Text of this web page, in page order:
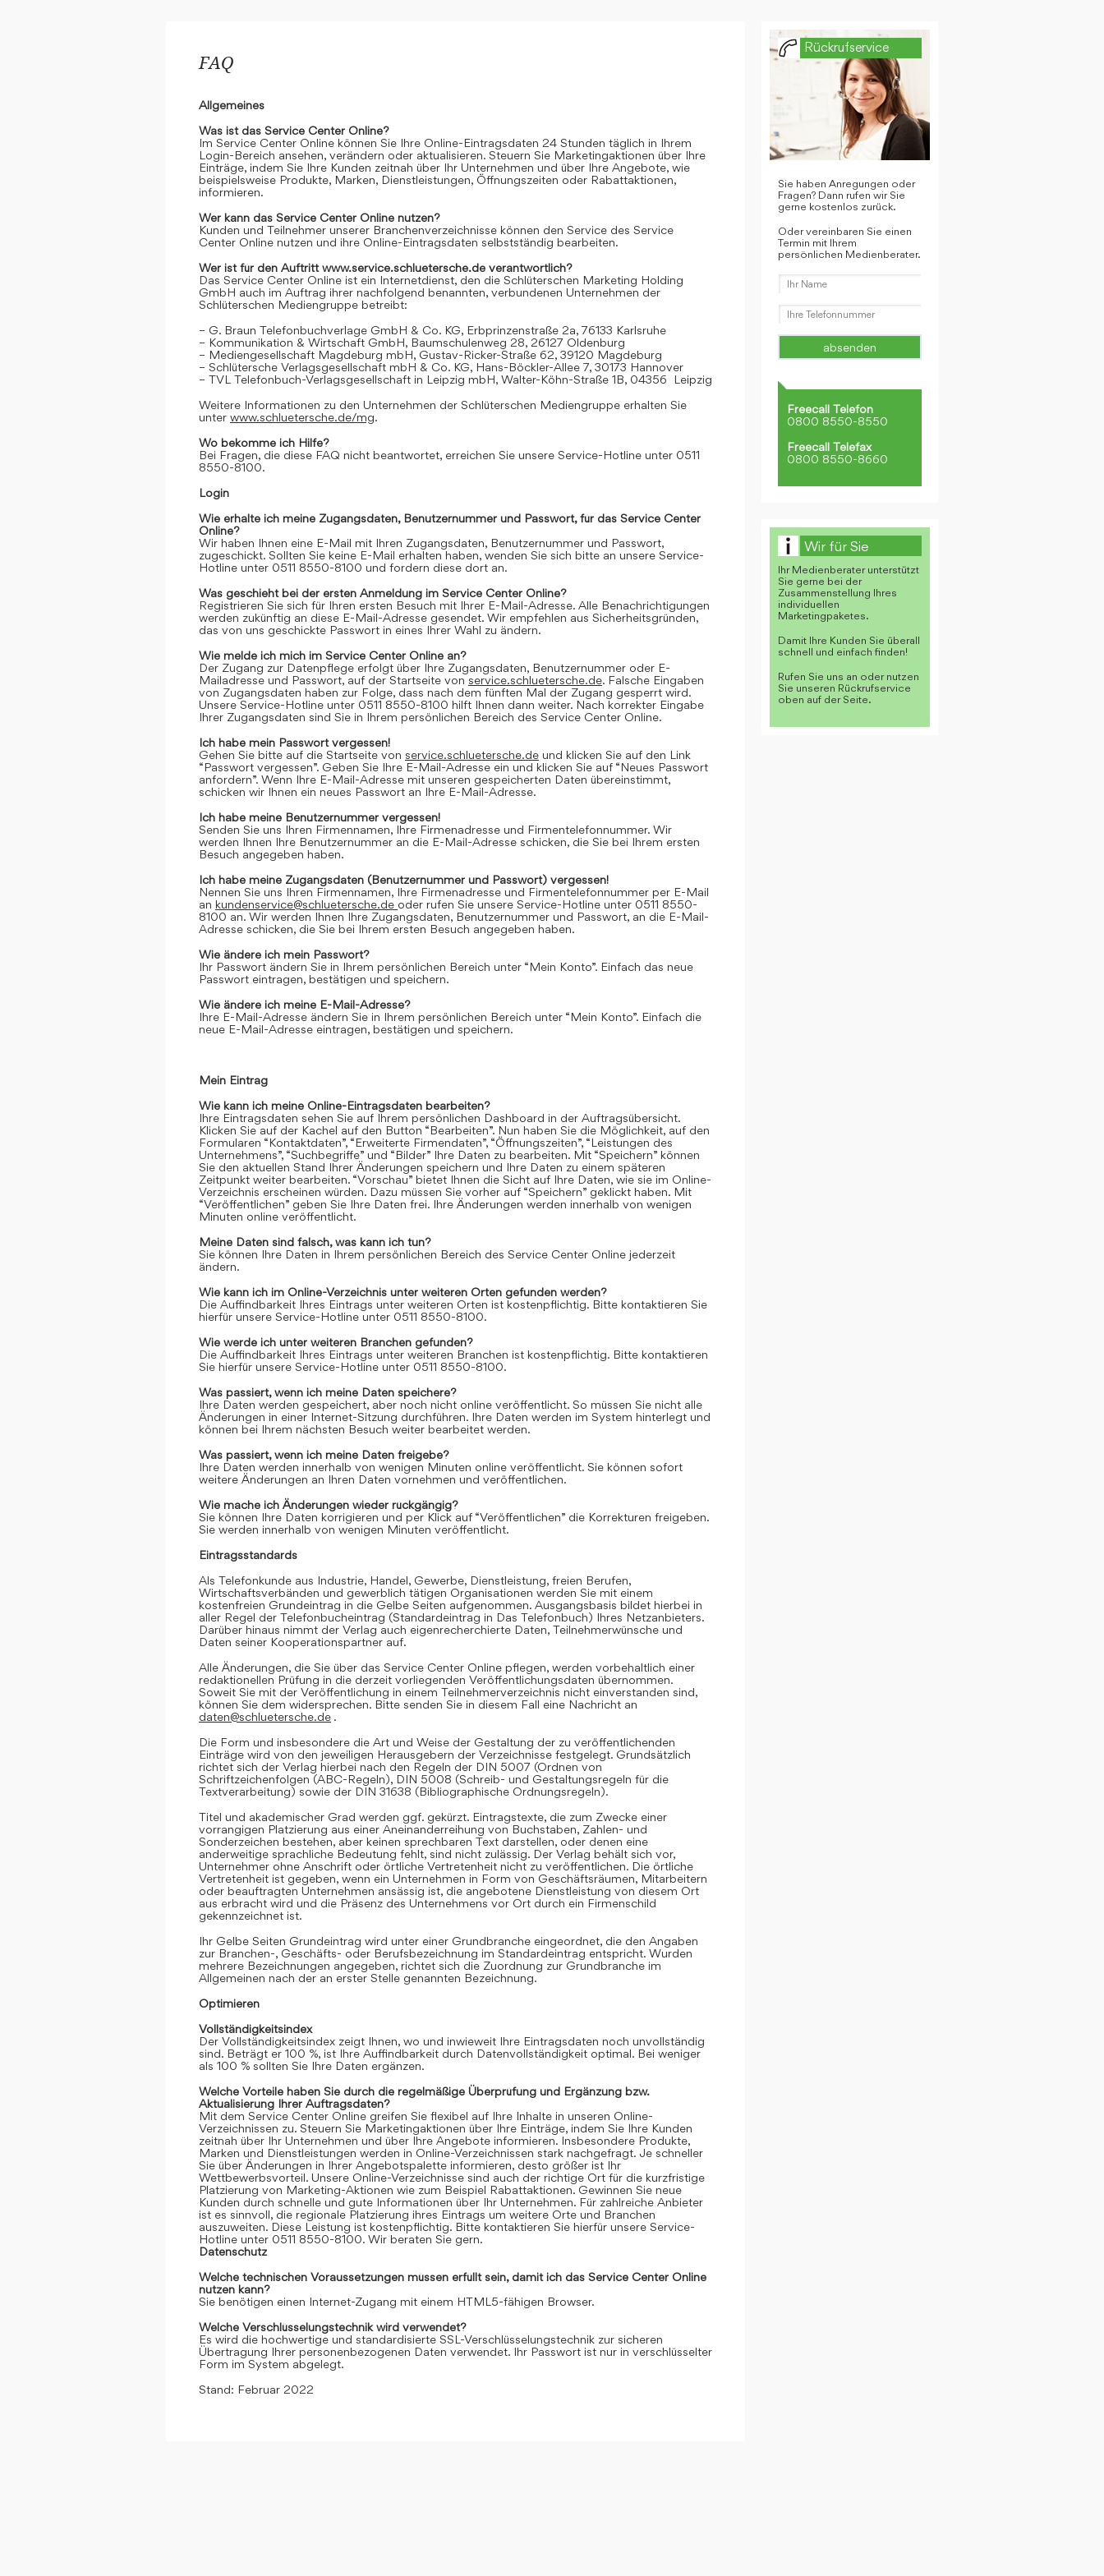
FAQ
Allgemeines
Was ist das Service Center Online?
Im Service Center Online können Sie Ihre Online-Eintragsdaten 24 Stunden täglich in Ihrem
Login-Bereich ansehen, verändern oder aktualisieren. Steuern Sie Marketingaktionen über Ihre
Einträge, indem Sie Ihre Kunden zeitnah über Ihr Unternehmen und über Ihre Angebote, wie
beispielsweise Produkte, Marken, Dienstleistungen, Öffnungszeiten oder Rabattaktionen,
informieren.
Wer kann das Service Center Online nutzen?
Kunden und Teilnehmer unserer Branchenverzeichnisse können den Service des Service
Center Online nutzen und ihre Online-Eintragsdaten selbstständig bearbeiten.
Wer ist für den Auftritt www.service.schluetersche.de verantwortlich?
Das Service Center Online ist ein Internetdienst, den die Schlüterschen Marketing Holding
GmbH auch im Auftrag ihrer nachfolgend benannten, verbundenen Unternehmen der
Schlüterschen Mediengruppe betreibt:
– G. Braun Telefonbuchverlage GmbH & Co. KG, Erbprinzenstraße 2a, 76133 Karlsruhe
– Kommunikation & Wirtschaft GmbH, Baumschulenweg 28, 26127 Oldenburg
– Mediengesellschaft Magdeburg mbH, Gustav-Ricker-Straße 62, 39120 Magdeburg
– Schlütersche Verlagsgesellschaft mbH & Co. KG, Hans-Böckler-Allee 7, 30173 Hannover
– TVL Telefonbuch-Verlagsgesellschaft in Leipzig mbH, Walter-Köhn-Straße 1B, 04356 Leipzig
Weitere Informationen zu den Unternehmen der Schlüterschen Mediengruppe erhalten Sie
unter www.schluetersche.de/mg.
Wo bekomme ich Hilfe?
Bei Fragen, die diese FAQ nicht beantwortet, erreichen Sie unsere Service-Hotline unter 0511
8550-8100.
Login
Wie erhalte ich meine Zugangsdaten, Benutzernummer und Passwort, für das Service Center
Online?
Wir haben Ihnen eine E-Mail mit Ihren Zugangsdaten, Benutzernummer und Passwort,
zugeschickt. Sollten Sie keine E-Mail erhalten haben, wenden Sie sich bitte an unsere Service-
Hotline unter 0511 8550-8100 und fordern diese dort an.
Was geschieht bei der ersten Anmeldung im Service Center Online?
Registrieren Sie sich für Ihren ersten Besuch mit Ihrer E-Mail-Adresse. Alle Benachrichtigungen
werden zukünftig an diese E-Mail-Adresse gesendet. Wir empfehlen aus Sicherheitsgründen,
das von uns geschickte Passwort in eines Ihrer Wahl zu ändern.
Wie melde ich mich im Service Center Online an?
Der Zugang zur Datenpflege erfolgt über Ihre Zugangsdaten, Benutzernummer oder E-
Mailadresse und Passwort, auf der Startseite von service.schluetersche.de. Falsche Eingaben
von Zugangsdaten haben zur Folge, dass nach dem fünften Mal der Zugang gesperrt wird.
Unsere Service-Hotline unter 0511 8550-8100 hilft Ihnen dann weiter. Nach korrekter Eingabe
Ihrer Zugangsdaten sind Sie in Ihrem persönlichen Bereich des Service Center Online.
Ich habe mein Passwort vergessen!
Gehen Sie bitte auf die Startseite von service.schluetersche.de und klicken Sie auf den Link
“Passwort vergessen”. Geben Sie Ihre E-Mail-Adresse ein und klicken Sie auf “Neues Passwort
anfordern”. Wenn Ihre E-Mail-Adresse mit unseren gespeicherten Daten übereinstimmt,
schicken wir Ihnen ein neues Passwort an Ihre E-Mail-Adresse.
Ich habe meine Benutzernummer vergessen!
Senden Sie uns Ihren Firmennamen, Ihre Firmenadresse und Firmentelefonnummer. Wir
werden Ihnen Ihre Benutzernummer an die E-Mail-Adresse schicken, die Sie bei Ihrem ersten
Besuch angegeben haben.
Ich habe meine Zugangsdaten (Benutzernummer und Passwort) vergessen!
Nennen Sie uns Ihren Firmennamen, Ihre Firmenadresse und Firmentelefonnummer per E-Mail
an kundenservice@schluetersche.de oder rufen Sie unsere Service-Hotline unter 0511 8550-
8100 an. Wir werden Ihnen Ihre Zugangsdaten, Benutzernummer und Passwort, an die E-Mail-
Adresse schicken, die Sie bei Ihrem ersten Besuch angegeben haben.
Wie ändere ich mein Passwort?
Ihr Passwort ändern Sie in Ihrem persönlichen Bereich unter “Mein Konto”. Einfach das neue
Passwort eintragen, bestätigen und speichern.
Wie ändere ich meine E-Mail-Adresse?
Ihre E-Mail-Adresse ändern Sie in Ihrem persönlichen Bereich unter “Mein Konto”. Einfach die
neue E-Mail-Adresse eintragen, bestätigen und speichern.
Mein Eintrag
Wie kann ich meine Online-Eintragsdaten bearbeiten?
Ihre Eintragsdaten sehen Sie auf Ihrem persönlichen Dashboard in der Auftragsübersicht.
Klicken Sie auf der Kachel auf den Button “Bearbeiten”. Nun haben Sie die Möglichkeit, auf den
Formularen “Kontaktdaten”, “Erweiterte Firmendaten”, “Öffnungszeiten”, “Leistungen des
Unternehmens”, “Suchbegriffe” und “Bilder” Ihre Daten zu bearbeiten. Mit “Speichern” können
Sie den aktuellen Stand Ihrer Änderungen speichern und Ihre Daten zu einem späteren
Zeitpunkt weiter bearbeiten. “Vorschau” bietet Ihnen die Sicht auf Ihre Daten, wie sie im Online-
Verzeichnis erscheinen würden. Dazu müssen Sie vorher auf “Speichern” geklickt haben. Mit
“Veröffentlichen” geben Sie Ihre Daten frei. Ihre Änderungen werden innerhalb von wenigen
Minuten online veröffentlicht.
Meine Daten sind falsch, was kann ich tun?
Sie können Ihre Daten in Ihrem persönlichen Bereich des Service Center Online jederzeit
ändern.
Wie kann ich im Online-Verzeichnis unter weiteren Orten gefunden werden?
Die Auffindbarkeit Ihres Eintrags unter weiteren Orten ist kostenpflichtig. Bitte kontaktieren Sie
hierfür unsere Service-Hotline unter 0511 8550-8100.
Wie werde ich unter weiteren Branchen gefunden?
Die Auffindbarkeit Ihres Eintrags unter weiteren Branchen ist kostenpflichtig. Bitte kontaktieren
Sie hierfür unsere Service-Hotline unter 0511 8550-8100.
Was passiert, wenn ich meine Daten speichere?
Ihre Daten werden gespeichert, aber noch nicht online veröffentlicht. So müssen Sie nicht alle
Änderungen in einer Internet-Sitzung durchführen. Ihre Daten werden im System hinterlegt und
können bei Ihrem nächsten Besuch weiter bearbeitet werden.
Was passiert, wenn ich meine Daten freigebe?
Ihre Daten werden innerhalb von wenigen Minuten online veröffentlicht. Sie können sofort
weitere Änderungen an Ihren Daten vornehmen und veröffentlichen.
Wie mache ich Änderungen wieder rückgängig?
Sie können Ihre Daten korrigieren und per Klick auf “Veröffentlichen” die Korrekturen freigeben.
Sie werden innerhalb von wenigen Minuten veröffentlicht.
Eintragsstandards
Als Telefonkunde aus Industrie, Handel, Gewerbe, Dienstleistung, freien Berufen,
Wirtschaftsverbänden und gewerblich tätigen Organisationen werden Sie mit einem
kostenfreien Grundeintrag in die Gelbe Seiten aufgenommen. Ausgangsbasis bildet hierbei in
aller Regel der Telefonbucheintrag (Standardeintrag in Das Telefonbuch) Ihres Netzanbieters.
Darüber hinaus nimmt der Verlag auch eigenrecherchierte Daten, Teilnehmerwünsche und
Daten seiner Kooperationspartner auf.
Alle Änderungen, die Sie über das Service Center Online pflegen, werden vorbehaltlich einer
redaktionellen Prüfung in die derzeit vorliegenden Veröffentlichungsdaten übernommen.
Soweit Sie mit der Veröffentlichung in einem Teilnehmerverzeichnis nicht einverstanden sind,
können Sie dem widersprechen. Bitte senden Sie in diesem Fall eine Nachricht an
daten@schluetersche.de .
Die Form und insbesondere die Art und Weise der Gestaltung der zu veröffentlichenden
Einträge wird von den jeweiligen Herausgebern der Verzeichnisse festgelegt. Grundsätzlich
richtet sich der Verlag hierbei nach den Regeln der DIN 5007 (Ordnen von
Schriftzeichenfolgen (ABC-Regeln), DIN 5008 (Schreib- und Gestaltungsregeln für die
Textverarbeitung) sowie der DIN 31638 (Bibliographische Ordnungsregeln).
Titel und akademischer Grad werden ggf. gekürzt. Eintragstexte, die zum Zwecke einer
vorrangigen Platzierung aus einer Aneinanderreihung von Buchstaben, Zahlen- und
Sonderzeichen bestehen, aber keinen sprechbaren Text darstellen, oder denen eine
anderweitige sprachliche Bedeutung fehlt, sind nicht zulässig. Der Verlag behält sich vor,
Unternehmer ohne Anschrift oder örtliche Vertretenheit nicht zu veröffentlichen. Die örtliche
Vertretenheit ist gegeben, wenn ein Unternehmen in Form von Geschäftsräumen, Mitarbeitern
oder beauftragten Unternehmen ansässig ist, die angebotene Dienstleistung von diesem Ort
aus erbracht wird und die Präsenz des Unternehmens vor Ort durch ein Firmenschild
gekennzeichnet ist.
Ihr Gelbe Seiten Grundeintrag wird unter einer Grundbranche eingeordnet, die den Angaben
zur Branchen-, Geschäfts- oder Berufsbezeichnung im Standardeintrag entspricht. Wurden
mehrere Bezeichnungen angegeben, richtet sich die Zuordnung zur Grundbranche im
Allgemeinen nach der an erster Stelle genannten Bezeichnung.
Optimieren
Vollständigkeitsindex
Der Vollständigkeitsindex zeigt Ihnen, wo und inwieweit Ihre Eintragsdaten noch unvollständig
sind. Beträgt er 100 %, ist Ihre Auffindbarkeit durch Datenvollständigkeit optimal. Bei weniger
als 100 % sollten Sie Ihre Daten ergänzen.
Welche Vorteile haben Sie durch die regelmäßige Überprüfung und Ergänzung bzw.
Aktualisierung Ihrer Auftragsdaten?
Mit dem Service Center Online greifen Sie flexibel auf Ihre Inhalte in unseren Online-
Verzeichnissen zu. Steuern Sie Marketingaktionen über Ihre Einträge, indem Sie Ihre Kunden
zeitnah über Ihr Unternehmen und über Ihre Angebote informieren. Insbesondere Produkte,
Marken und Dienstleistungen werden in Online-Verzeichnissen stark nachgefragt. Je schneller
Sie über Änderungen in Ihrer Angebotspalette informieren, desto größer ist Ihr
Wettbewerbsvorteil. Unsere Online-Verzeichnisse sind auch der richtige Ort für die kurzfristige
Platzierung von Marketing-Aktionen wie zum Beispiel Rabattaktionen. Gewinnen Sie neue
Kunden durch schnelle und gute Informationen über Ihr Unternehmen. Für zahlreiche Anbieter
ist es sinnvoll, die regionale Platzierung ihres Eintrags um weitere Orte und Branchen
auszuweiten. Diese Leistung ist kostenpflichtig. Bitte kontaktieren Sie hierfür unsere Service-
Hotline unter 0511 8550-8100. Wir beraten Sie gern.
Datenschutz
Welche technischen Voraussetzungen müssen erfüllt sein, damit ich das Service Center Online
nutzen kann?
Sie benötigen einen Internet-Zugang mit einem HTML5-fähigen Browser.
Welche Verschlüsselungstechnik wird verwendet?
Es wird die hochwertige und standardisierte SSL-Verschlüsselungstechnik zur sicheren
Übertragung Ihrer personenbezogenen Daten verwendet. Ihr Passwort ist nur in verschlüsselter
Form im System abgelegt.
Stand: Februar 2022
Rückrufservice
Sie haben Anregungen oder
Fragen? Dann rufen wir Sie
gerne kostenlos zurück.
Oder vereinbaren Sie einen
Termin mit Ihrem
persönlichen Medienberater.
Freecall Telefon
0800 8550-8550
Freecall Telefax
0800 8550-8660
Wir für Sie
Ihr Medienberater unterstützt
Sie gerne bei der
Zusammenstellung Ihres
individuellen
Marketingpaketes.
Damit Ihre Kunden Sie überall
schnell und einfach finden!
Rufen Sie uns an oder nutzen
Sie unseren Rückrufservice
oben auf der Seite.